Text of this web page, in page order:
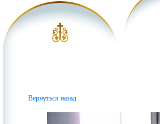
Вернуться назад